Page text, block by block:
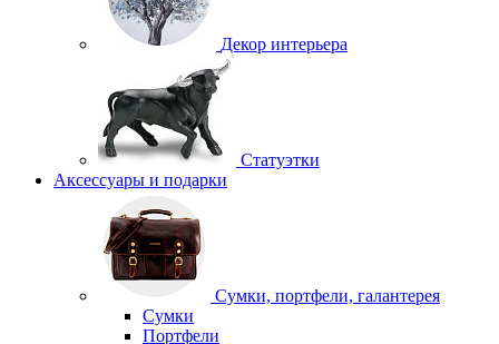
Декор интерьера
Статуэтки
Аксессуары и подарки
Сумки, портфели, галантерея
Сумки
Портфели